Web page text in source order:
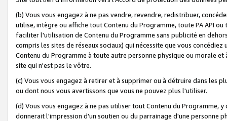
(b) Vous vous engagez à ne pas vendre, revendre, redistribuer,
utilise, intègre ou affiche tout Contenu du Programme, toute PA API
faciliter l'utilisation de Contenu du Programme sans publicité en
compris les sites de réseaux sociaux) qui nécessite que vous
Contenu du Programme à toute autre personne physique ou morale
site qui n'est pas le vôtre.
(c) Vous vous engagez à retirer et à supprimer ou à détruire dans les
ou dont nous vous avertissons que vous ne pouvez plus l'utiliser.
(d) Vous vous engagez à ne pas utiliser tout Contenu du Programme,
donnerait l'impression d'un soutien ou du parrainage d'une personne